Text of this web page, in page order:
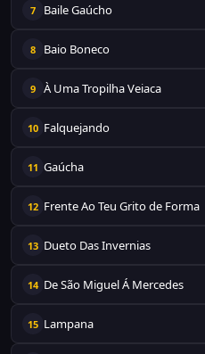
7 Baile Gaúcho
8 Baio Boneco
9 À Uma Tropilha Veiaca
10 Falquejando
11 Gaúcha
12 Frente Ao Teu Grito de Forma
13 Dueto Das Invernias
14 De São Miguel Á Mercedes
15 Lampana